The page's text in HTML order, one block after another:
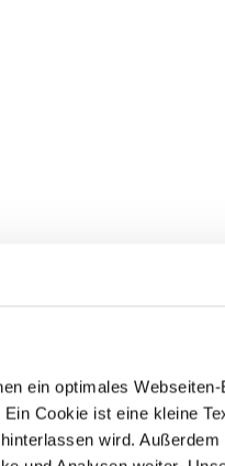
ein optimales
Cookie ist eine kleine
wird.